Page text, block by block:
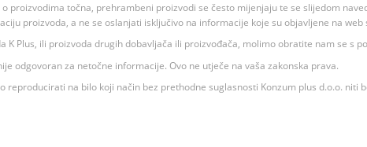
proizvodima točna, prehrambeni proizvodi se često mijenjaju te se slijedom
proizvoda, a ne se oslanjati isključivo na informacije koje su objavljene na web
Plus, ili proizvoda drugih dobavljača ili proizvođača, molimo obratite nam se s
odgovoran za netočne informacije. Ovo ne utječe na vaša zakonska prava.
na bilo koji način bez prethodne suglasnosti Konzum plus d.o.o. niti